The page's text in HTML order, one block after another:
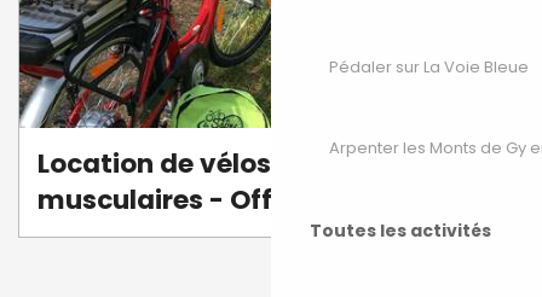
Pédaler sur La Voie Bleue
Arpenter les Monts de Gy
Toutes les activités
Location de vélos VAE et
musculaires - Office de tourisme